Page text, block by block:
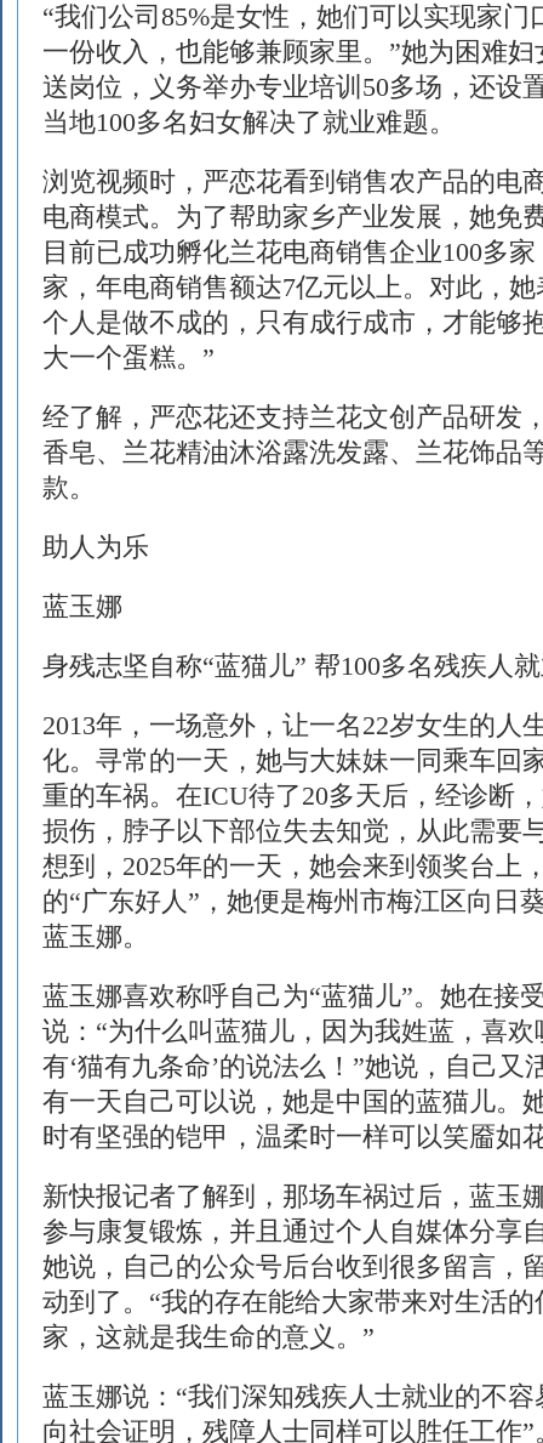
“我们公司85%是女性，她们可以实现家
一份收入，也能够兼顾家里。”她为困难
送岗位，义务举办专业培训50多场，还设
当地100多名妇女解决了就业难题。
浏览视频时，严恋花看到销售农产品的电
电商模式。为了帮助家乡产业发展，她免
目前已成功孵化兰花电商销售企业100多
家，年电商销售额达7亿元以上。对此，
个人是做不成的，只有成行成市，才能够
大一个蛋糕。”
经了解，严恋花还支持兰花文创产品研发
香皂、兰花精油沐浴露洗发露、兰花饰品
款。
助人为乐
蓝玉娜
身残志坚自称“蓝猫儿” 帮100多名残疾人
2013年，一场意外，让一名22岁女生的人
化。寻常的一天，她与大妹妹一同乘车回
重的车祸。在ICU待了20多天后，经诊断
损伤，脖子以下部位失去知觉，从此需要
想到，2025年的一天，她会来到领奖台上
的“广东好人”，她便是梅州市梅江区向日
蓝玉娜。
蓝玉娜喜欢称呼自己为“蓝猫儿”。她在接
说：“为什么叫蓝猫儿，因为我姓蓝，喜
有‘猫有九条命’的说法么！”她说，自己又
有一天自己可以说，她是中国的蓝猫儿。
时有坚强的铠甲，温柔时一样可以笑靥如
新快报记者了解到，那场车祸过后，蓝玉
参与康复锻炼，并且通过个人自媒体分享
她说，自己的公众号后台收到很多留言，
动到了。“我的存在能给大家带来对生活
家，这就是我生命的意义。”
蓝玉娜说：“我们深知残疾人士就业的不
向社会证明，残障人士同样可以胜任工作”